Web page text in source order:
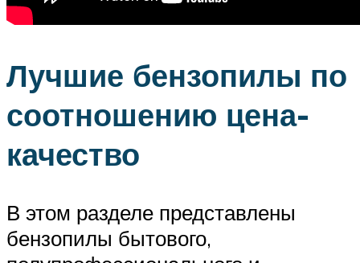
Лучшие бензопилы по
соотношению цена-
качество
В этом разделе представлены
бензопилы бытового,